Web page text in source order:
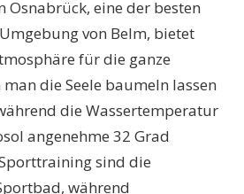
Osnabrück, eine der besten
von Belm, bietet
für die ganze
die Seele baumeln lassen
die Wassertemperatur
angenehme 32 Grad
sind die
während